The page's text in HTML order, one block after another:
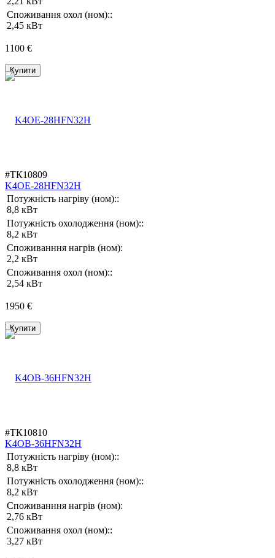
Споживання охол (ном)::
2,45 кВт
1100 €
Купити
#ТК10809
K4OE-28HFN32H
Потужність нагріву (ном)::
8,8 кВт
Потужність охолодження (ном)::
8,2 кВт
Споживанння нагрів (ном):
2,2 кВт
Споживання охол (ном)::
2,54 кВт
1950 €
Купити
#ТК10810
K4OB-36HFN32H
Потужність нагріву (ном)::
8,8 кВт
Потужність охолодження (ном)::
8,2 кВт
Споживанння нагрів (ном):
2,76 кВт
Споживання охол (ном)::
3,27 кВт